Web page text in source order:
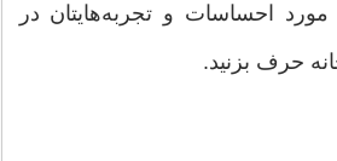
مورد احساسات و تجربه‌هایتان در
حرف بزنید.